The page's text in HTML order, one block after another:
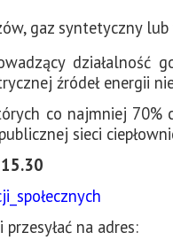
gaz syntetyczny lub
działalność
źródeł energii
co najmniej 70%
sieci
na adres: